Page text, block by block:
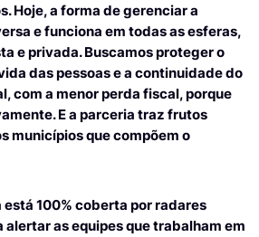
Hoje, a forma de gerenciar a
e funciona em todas as esferas,
e privada. Buscamos proteger o
das pessoas e a continuidade do
com a menor perda fiscal, porque
E a parceria traz frutos
municípios que compõem o
está 100% coberta por radares
as equipes que trabalham em